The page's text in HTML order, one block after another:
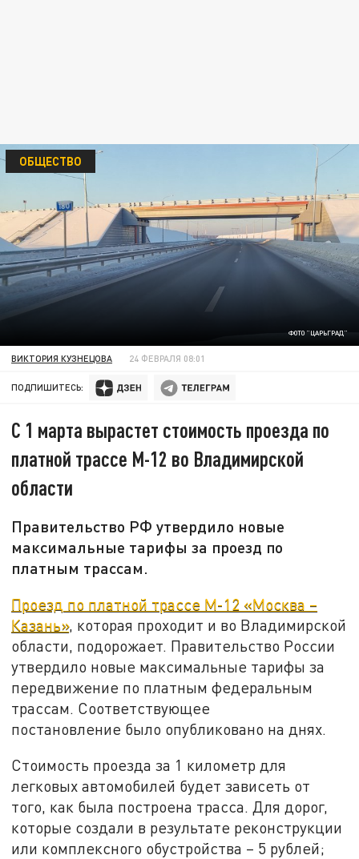
ФОТО "ЦАРЬГРАД"
ОБЩЕСТВО
ВИКТОРИЯ КУЗНЕЦОВА 24 ФЕВРАЛЯ 08:01
ПОДПИШИТЕСЬ:
С 1 марта вырастет стоимость проезда по
платной трассе М-12 во Владимирской
области
Правительство РФ утвердило новые
максимальные тарифы за проезд по
платным трассам.
Проезд по платной трассе М-12 «Москва –
Казань», которая проходит и во Владимирской
области, подорожает. Правительство России
утвердило новые максимальные тарифы за
передвижение по платным федеральным
трассам. Соответствующее
постановление было опубликовано на днях.
Стоимость проезда за 1 километр для
легковых автомобилей будет зависеть от
того, как была построена трасса. Для дорог,
которые создали в результате реконструкции
или комплексного обустройства – 5 рублей;